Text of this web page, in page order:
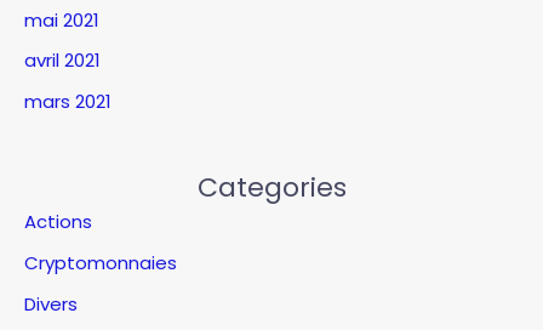
mai 2021
avril 2021
mars 2021
Categories
Actions
Cryptomonnaies
Divers